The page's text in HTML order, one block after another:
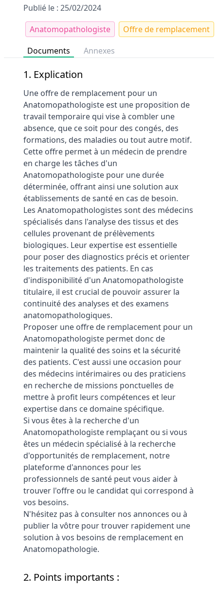
Publié le : 25/02/2024
Anatomopathologiste
Offre de remplacement
Documents
Annexes
1. Explication
Une offre de remplacement pour un
Anatomopathologiste est une proposition de
travail temporaire qui vise à combler une
absence, que ce soit pour des congés, des
formations, des maladies ou tout autre motif.
Cette offre permet à un médecin de prendre
en charge les tâches d'un
Anatomopathologiste pour une durée
déterminée, offrant ainsi une solution aux
établissements de santé en cas de besoin.
Les Anatomopathologistes sont des médecins
spécialisés dans l'analyse des tissus et des
cellules provenant de prélèvements
biologiques. Leur expertise est essentielle
pour poser des diagnostics précis et orienter
les traitements des patients. En cas
d'indisponibilité d'un Anatomopathologiste
titulaire, il est crucial de pouvoir assurer la
continuité des analyses et des examens
anatomopathologiques.
Proposer une offre de remplacement pour un
Anatomopathologiste permet donc de
maintenir la qualité des soins et la sécurité
des patients. C'est aussi une occasion pour
des médecins intérimaires ou des praticiens
en recherche de missions ponctuelles de
mettre à profit leurs compétences et leur
expertise dans ce domaine spécifique.
Si vous êtes à la recherche d'un
Anatomopathologiste remplaçant ou si vous
êtes un médecin spécialisé à la recherche
d'opportunités de remplacement, notre
plateforme d'annonces pour les
professionnels de santé peut vous aider à
trouver l'offre ou le candidat qui correspond à
vos besoins.
N'hésitez pas à consulter nos annonces ou à
publier la vôtre pour trouver rapidement une
solution à vos besoins de remplacement en
Anatomopathologie.
2. Points importants :